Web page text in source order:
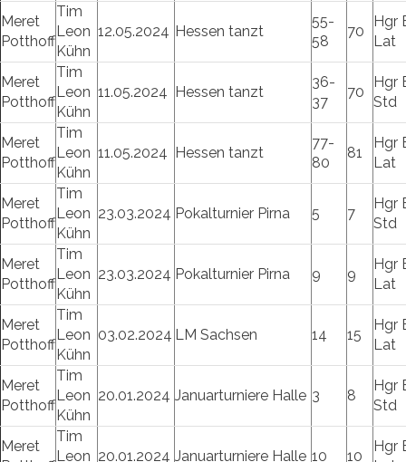
Meret
Potthoff
Tim
Leon
Kühn
12.05.2024 Hessen tanzt
55-
58
70
Hgr
Lat
Meret
Potthoff
Tim
Leon
Kühn
11.05.2024 Hessen tanzt
36-
37
70
Hgr
Std
Meret
Potthoff
Tim
Leon
Kühn
11.05.2024 Hessen tanzt
77-
80
81
Hgr
Lat
Meret
Potthoff
Tim
Leon
Kühn
23.03.2024 Pokalturnier Pirna 5 7
Hgr
Std
Meret
Potthoff
Tim
Leon
Kühn
23.03.2024 Pokalturnier Pirna 9 9
Hgr
Lat
Meret
Potthoff
Tim
Leon
Kühn
03.02.2024 LM Sachsen 14 15
Hgr
Lat
Meret
Potthoff
Tim
Leon
Kühn
20.01.2024 Januarturniere Halle 3 8
Hgr
Std
Meret
Tim
Leon 20.01.2024 Januarturniere Halle 10 10
Hgr